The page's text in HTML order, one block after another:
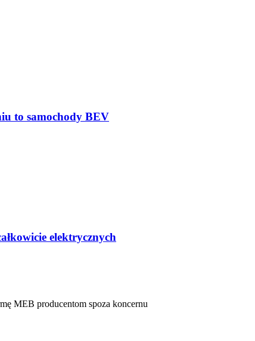
to samochody BEV
elektrycznych
MEB producentom spoza koncernu